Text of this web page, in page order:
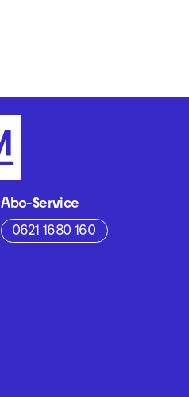
Abo-Service
0621 1680 160